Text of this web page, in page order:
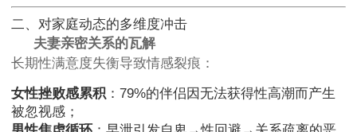
二、对家庭动态的多维度冲击
夫妻亲密关系的瓦解
长期性满意度失衡导致情感裂痕：
女性挫败感累积 ：79%的伴侣因无法获得性高潮而产生
被忽视感；